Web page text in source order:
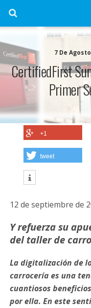
7 De
CertifiedFirst
Primer
+1
tweet
12 de septiembre de
Y refuerza su
del taller de
La digitalización de
carrocería es una
cuantiosos
por ella. En este